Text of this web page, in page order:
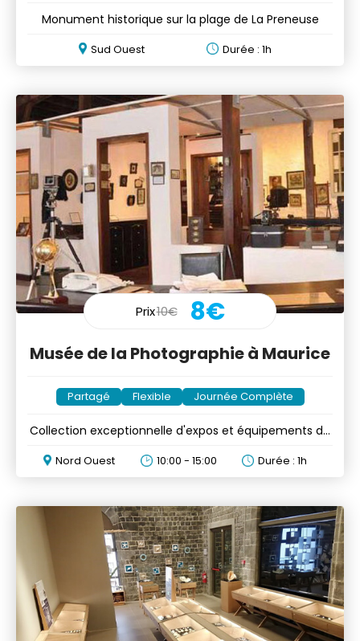
Monument historique sur la plage de La Preneuse
Sud Ouest Durée : 1h
Prix10€ 8€
Musée de la Photographie à Maurice
Partagé Flexible Journée Complète
Collection exceptionnelle d'expos et équipements du
Nord Ouest 10:00 - 15:00 Durée : 1h